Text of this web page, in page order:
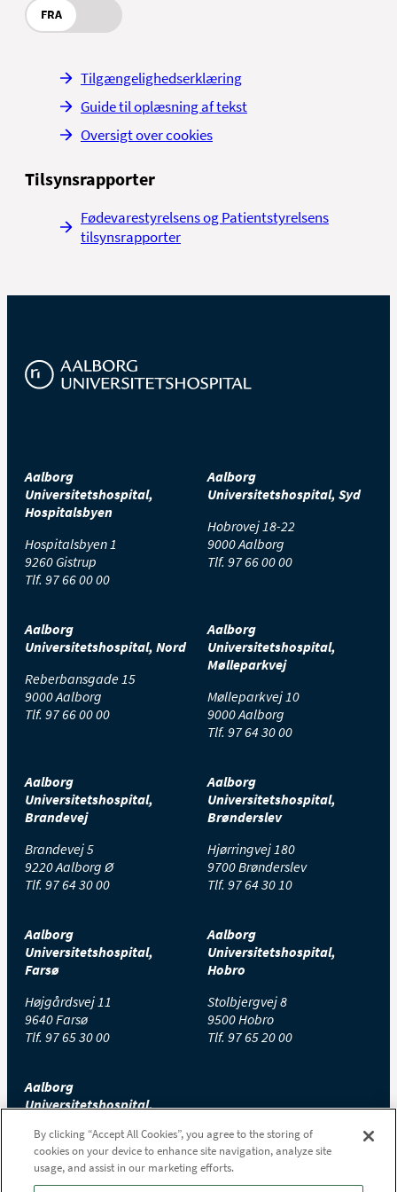
FRA
Tilgængelighedserklæring
Guide til oplæsning af tekst
Oversigt over cookies
Tilsynsrapporter
Fødevarestyrelsens og Patientstyrelsens
tilsynsrapporter
Aalborg
Universitetshospital,
Hospitalsbyen
Hospitalsbyen 1
9260 Gistrup
Tlf. 97 66 00 00
Aalborg
Universitetshospital, Syd
Hobrovej 18-22
9000 Aalborg
Tlf. 97 66 00 00
Aalborg
Universitetshospital, Nord
Reberbansgade 15
9000 Aalborg
Tlf. 97 66 00 00
Aalborg
Universitetshospital,
Mølleparkvej
Mølleparkvej 10
9000 Aalborg
Tlf. 97 64 30 00
Aalborg
Universitetshospital,
Brandevej
Brandevej 5
9220 Aalborg Ø
Tlf. 97 64 30 00
Aalborg
Universitetshospital,
Brønderslev
Hjørringvej 180
9700 Brønderslev
Tlf. 97 64 30 10
Aalborg
Universitetshospital,
Farsø
Højgårdsvej 11
9640 Farsø
Tlf. 97 65 30 00
Aalborg
Universitetshospital,
Hobro
Stolbjergvej 8
9500 Hobro
Tlf. 97 65 20 00
Aalborg
Universitetshospital,
Højtoftevej 2
7700 Thisted
By clicking “Accept All Cookies”, you agree to the storing of
cookies on your device to enhance site navigation, analyze site
usage, and assist in our marketing efforts.